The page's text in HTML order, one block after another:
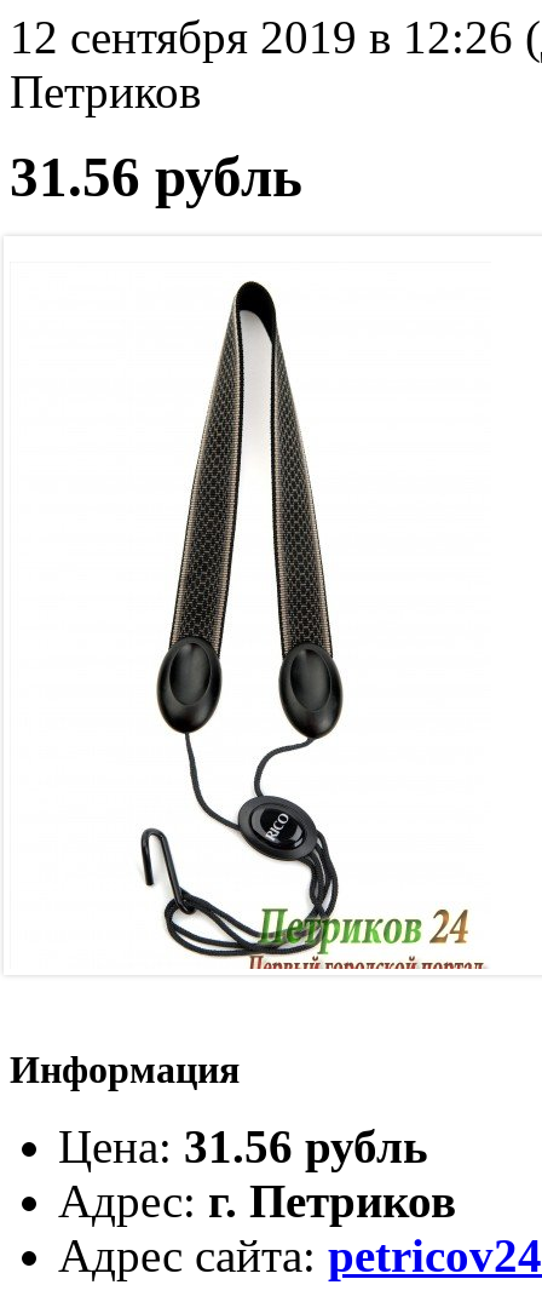
12 сентября 2019 в
Петриков
31.56 рубль
Информация
Цена: 31.56 рубль
Адрес: г. Петриков
Адрес сайта: